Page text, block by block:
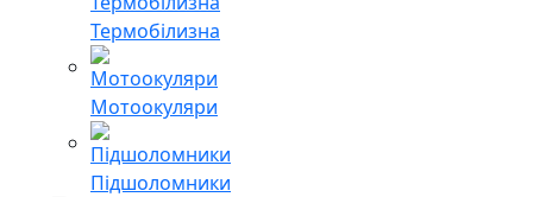
Термобілизна
Мотоокуляри
Підшоломники